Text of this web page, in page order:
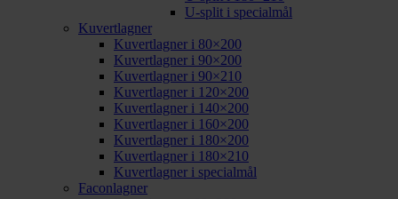
U-split i specialmål
Kuvertlagner
Kuvertlagner i 80×200
Kuvertlagner i 90×200
Kuvertlagner i 90×210
Kuvertlagner i 120×200
Kuvertlagner i 140×200
Kuvertlagner i 160×200
Kuvertlagner i 180×200
Kuvertlagner i 180×210
Kuvertlagner i specialmål
Faconlagner